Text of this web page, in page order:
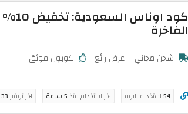
الفاخرة
شحن مجاني عرض رائع كوبون موثق
54استخدام اليوم اخر استخدام منذ5 ساعة اخر توفير33 ريال سعودي